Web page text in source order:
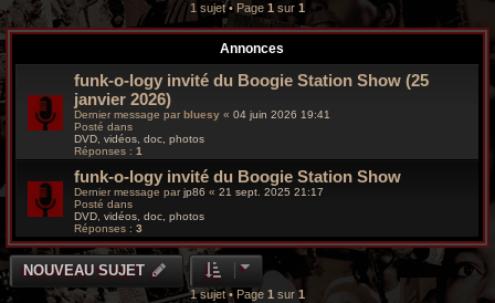
1 sujet • Page 1 sur 1
Annonces
funk-o-logy invité du Boogie Station Show (25
janvier 2026)
Dernier message par bluesy « 04 juin 2026 19:41
Posté dans
DVD, vidéos, doc, photos
Réponses : 1
funk-o-logy invité du Boogie Station Show
Dernier message parjp86 « 21 sept. 2025 21:17
Posté dans
DVD, vidéos, doc, photos
Réponses : 3
NOUVEAU SUJET
1 sujet • Page 1 sur 1